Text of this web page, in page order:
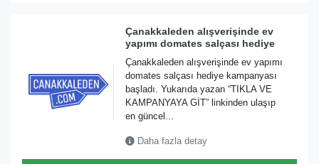
Çanakkaleden alışverişinde ev
yapımı domates salçası hediye
Çanakkaleden alışverişinde ev yapımı
domates salçası hediye kampanyası
başladı. Yukarıda yazan “TIKLA VE
KAMPANYAYA GİT” linkinden ulaşıp
en güncel...
Daha fazla detay